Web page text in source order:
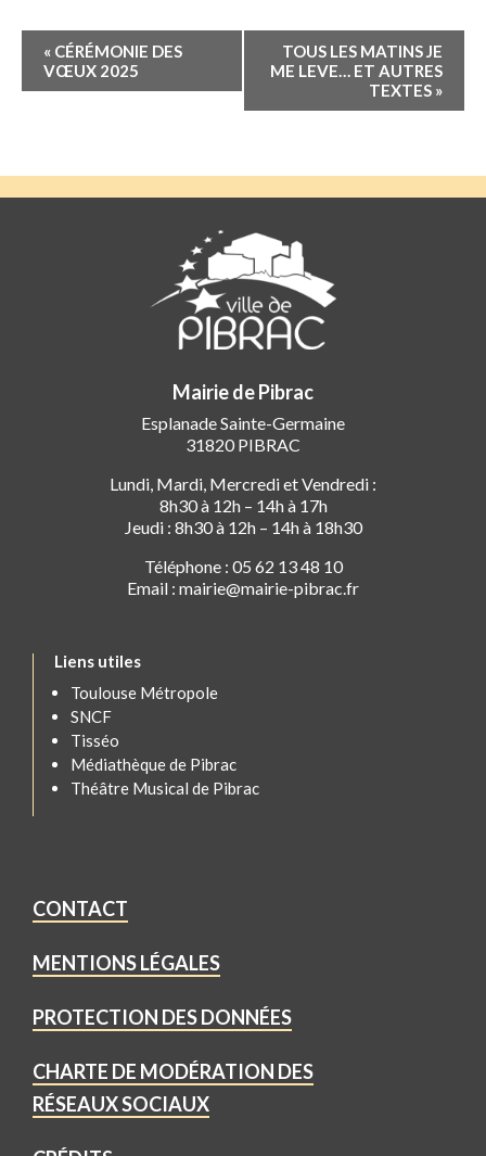
Navigation
Évènement
« CÉRÉMONIE DES
VŒUX 2025
TOUS LES MATINS JE
ME LEVE… ET AUTRES
TEXTES »
Mairie de Pibrac
Esplanade Sainte-Germaine
31820 PIBRAC
Lundi, Mardi, Mercredi et Vendredi :
8h30 à 12h – 14h à 17h
Jeudi : 8h30 à 12h – 14h à 18h30
Téléphone : 05 62 13 48 10
Email : mairie@mairie-pibrac.fr
Liens utiles
Toulouse Métropole
SNCF
Tisséo
Médiathèque de Pibrac
Théâtre Musical de Pibrac
CONTACT
MENTIONS LÉGALES
PROTECTION DES DONNÉES
CHARTE DE MODÉRATION DES
RÉSEAUX SOCIAUX